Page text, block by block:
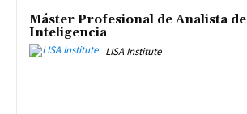
Máster Profesional de Analista de
Inteligencia
LISA Institute